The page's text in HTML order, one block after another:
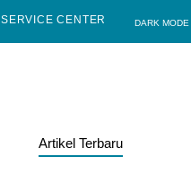
SERVICE CENTER
Artikel Terbaru